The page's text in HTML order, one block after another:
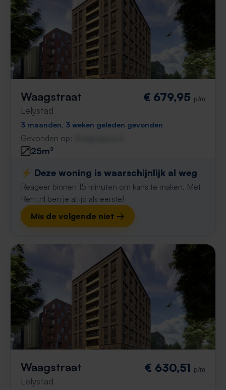
Waagstraat
Lelystad
€ 679,95 p/m
3 maanden, 3 weken geleden gevonden
Gevonden op:
25m²
⚡️ Deze woning is waarschijnlijk al weg
Reageer binnen 15 minuten om kans te maken. Met
Rent.nl ben je altijd als eerste!
Mis de volgende niet →
Waagstraat
Lelystad
€ 630,51 p/m